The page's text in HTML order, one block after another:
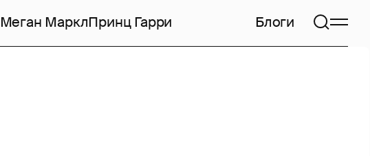
Меган МарклПринц Гарри Блоги